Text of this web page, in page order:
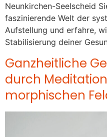
Neunkirchen-Seelscheid
faszinierende Welt der
Aufstellung und erfahre,
Stabilisierung deiner
Ganzheitliche
durch
morphischen